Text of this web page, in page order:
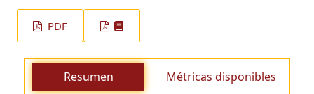
PDF
Resumen Métricas disponibles